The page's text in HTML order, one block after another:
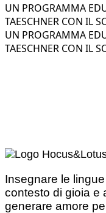
UN PROGRAMMA
TAESCHNER CON IL
UN PROGRAMMA
TAESCHNER CON IL
Insegnare le
contesto di gioia e
generare amore